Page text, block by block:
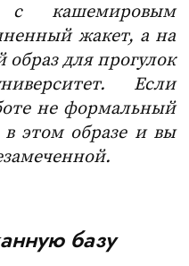
с кашемировым
жакет, а на
для прогулок
Если
не формальный
этом образе и вы
базу